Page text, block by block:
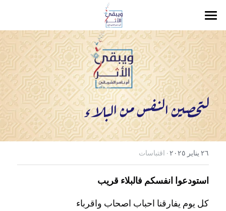
الرئيسية
سلسة ويبقى الأثر
لسان صدقٍٍ في الآخرين
يوم الرحيل
الصوتيات والمرئيات
مدونة
جميع الفئات
أدعية
POWERED BY
لتحصين النفس من البلاء
٢٦ يناير ٢٠٢٥ · اقتباسات
استودعوا انفسكم فالبلاء قريب
كل يوم يفارقنا احباب اصحاب واقرباء